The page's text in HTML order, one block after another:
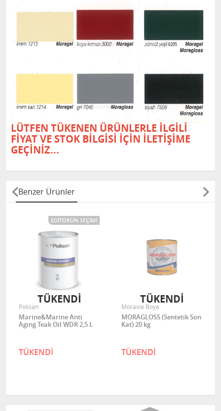
LÜTFEN TÜKENEN ÜRÜNLERLE İLGİLİ
FİYAT VE STOK BİLGİSİ İÇİN İLETİŞİME
GEÇİNİZ...
Benzer Ürünler
EDITÖRÜN SEÇIMI
Polisan
Marine&Marine Anti
Aging Teak Oil WDR 2,5 L
TÜKENDİ
TÜKENDİ
Moravia Boya
MORAGLOSS (Sentetik Son
Kat) 20 kg
TÜKENDİ
TÜKENDİ